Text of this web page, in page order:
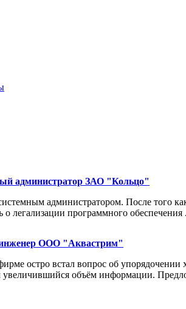
администратор ЗАО "Кольцо"
администратором. После того
о легализации программного обеспечения
ООО "Аквастрим"
остро встал вопрос об
увеличившийся объём информации.